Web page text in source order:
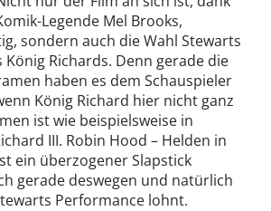
Legende Mel Brooks,
sondern auch die Wahl Stewarts
König Richards. Denn gerade die
haben es dem Schauspieler
König Richard hier nicht ganz
ist wie beispielsweise in
III. Robin Hood – Helden in
ein überzogener Slapstick
gerade deswegen und natürlich
Performance lohnt.